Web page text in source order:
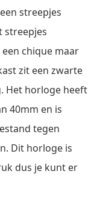
streepjes
streepjes
chique maar
zit een zwarte
Het horloge heeft
40mm en is
tegen
Dit horloge is
dus je kunt er